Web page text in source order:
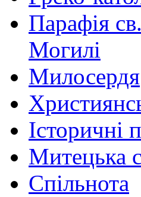
Парафія
Могилі
Милосердя
Історичні
Митецька
Спільнота